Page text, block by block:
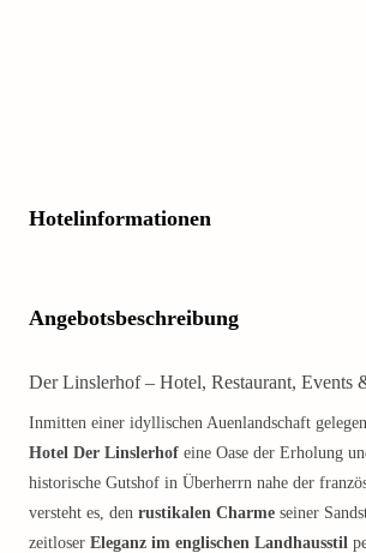
Hotelinformationen
Angebotsbeschreibung
Der Linslerhof – Hotel, Restaurant, Events
Inmitten einer idyllischen Auenlandschaft
Hotel Der Linslerhof eine Oase der Erholung
historische Gutshof in Überherrn nahe der
versteht es, den rustikalen Charme seiner
zeitloser Eleganz im englischen Landhausstil